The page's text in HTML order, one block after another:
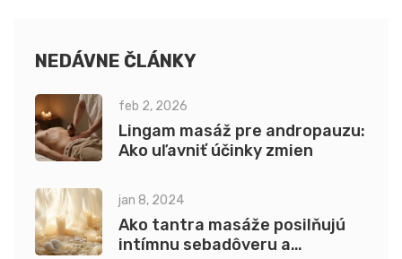
NEDÁVNE ČLÁNKY
feb 2, 2026
Lingam masáž pre andropauzu:
Ako uľavniť účinky zmien
jan 8, 2024
Ako tantra masáže posilňujú
intímnu sebadôveru a